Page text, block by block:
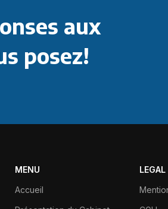
aux
posez!
MENU
Accueil
LEGAL